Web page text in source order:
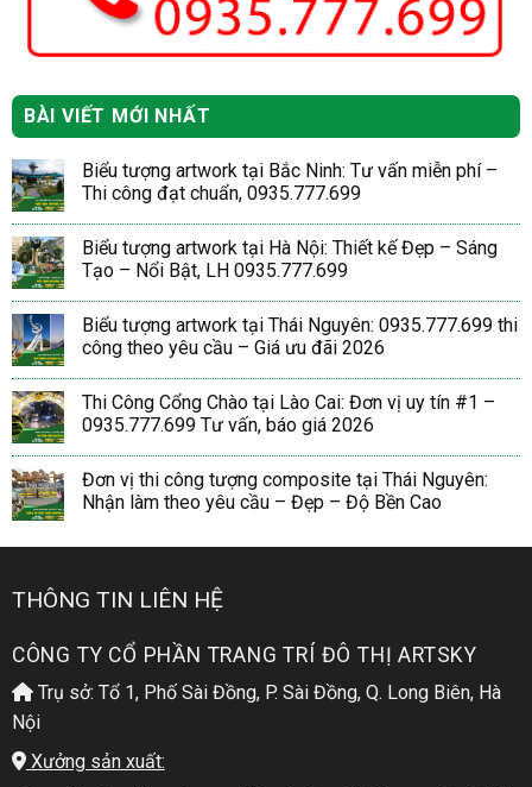
BÀI VIẾT MỚI NHẤT
Biểu tượng artwork tại Bắc Ninh: Tư vấn miễn phí –
Thi công đạt chuẩn, 0935.777.699
Biểu tượng artwork tại Hà Nội: Thiết kế Đẹp – Sáng
Tạo – Nổi Bật, LH 0935.777.699
Biểu tượng artwork tại Thái Nguyên: 0935.777.699 thi
công theo yêu cầu – Giá ưu đãi 2026
Thi Công Cổng Chào tại Lào Cai: Đơn vị uy tín #1 –
0935.777.699 Tư vấn, báo giá 2026
Đơn vị thi công tượng composite tại Thái Nguyên:
Nhận làm theo yêu cầu – Đẹp – Độ Bền Cao
THÔNG TIN LIÊN HỆ
CÔNG TY CỔ PHẦN TRANG TRÍ ĐÔ THỊ ARTSKY
Trụ sở: Tổ 1, Phố Sài Đồng, P. Sài Đồng, Q. Long Biên, Hà
Nội
Xưởng sản xuất: